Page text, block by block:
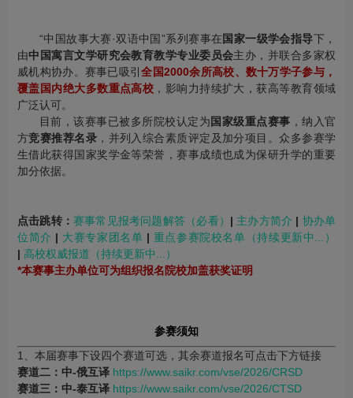
“中国故事大赛·双语中国”系列赛事在国家一级学会指导下，
由中国寓言文学研究会教育教学专业委员会主办，并联合多家权
威机构协办。赛事已吸引全国2000余所高校、数十万学子参与，
覆盖国内绝大多数重点高校 ，影响力持续扩大，获高等教育领域
广泛认可。
目前，该赛事已被多所院校认定为国家级重点赛事 ，纳入官
方竞赛推荐名录 ，并列入综合素质评定及加分项目。众多参赛学
生借此获得国家奖学金等荣誉，赛事成绩也成为保研升学的重要
加分依据。
点击跳转：赛事常见报考问题解答（必看） | 主办方简介 | 协办单
位简介 | 大赛专家团名单 | 重点参赛院校名单（持续更新中...）
| 高校权威报道（持续更新中...）
*本赛事主办单位可为组织报名院校加盖获奖证明
参赛须知
1、本届赛事下设四个赛道可选，其余赛道报名可点击下方链接
赛道二：中-俄互译 https://www.saikr.com/vse/2026/CRSD
赛道三：中-泰互译 https://www.saikr.com/vse/2026/CTSD